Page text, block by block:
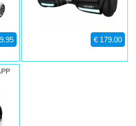
niet-pneumatische massieve
€ 179.00